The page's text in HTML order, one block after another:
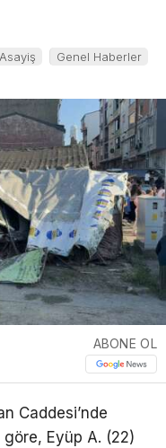
Asayiş Genel Haberler
ABONE OL
Caddesi’nde
Eyüp A. (22)